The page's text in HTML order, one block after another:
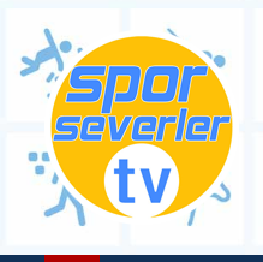
content